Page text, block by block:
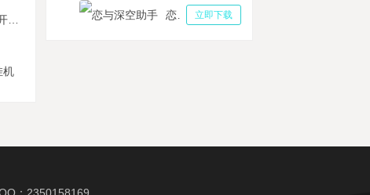
机
立即下载
：2350158169